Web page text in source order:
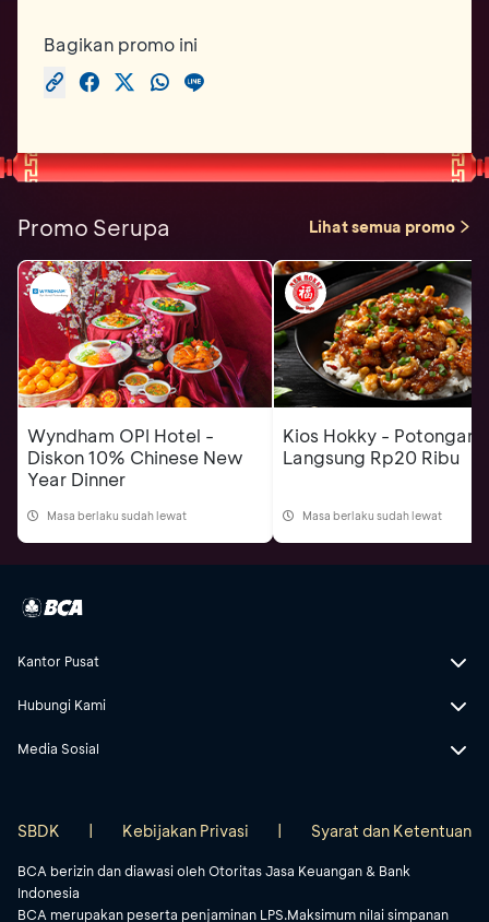
Bagikan promo ini
Promo Serupa Lihat semua promo
Wyndham OPI Hotel -
Diskon 10% Chinese New
Year Dinner
Masa berlaku sudah lewat
Kios Hokky - Potongan
Langsung Rp20 Ribu
Masa berlaku sudah lewat
Kantor Pusat
Hubungi Kami
Media Sosial
BCA berizin dan diawasi oleh Otoritas Jasa Keuangan & Bank
Indonesia
BCA merupakan peserta penjaminan LPS.Maksimum nilai simpanan
SBDK | Kebijakan Privasi | Syarat dan Ketentuan